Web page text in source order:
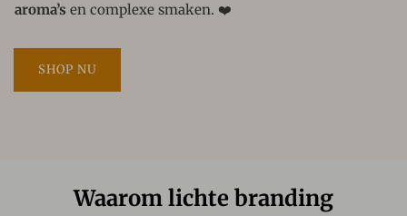
aroma’s en complexe smaken. ❤️
SHOP NU
Waarom lichte branding